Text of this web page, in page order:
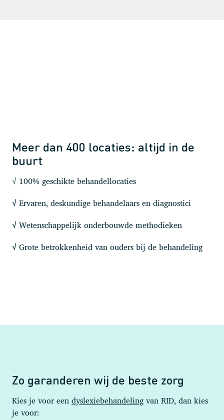
Meer dan 400 locaties: altijd in de
buurt
√ 100% geschikte behandellocaties
√ Ervaren, deskundige behandelaars en diagnostici
√ Wetenschappelijk onderbouwde methodieken
√ Grote betrokkenheid van ouders bij de behandeling
Zo garanderen wij de beste zorg
Kies je voor eendyslexiebehandelingvan RID, dan kies
je voor: